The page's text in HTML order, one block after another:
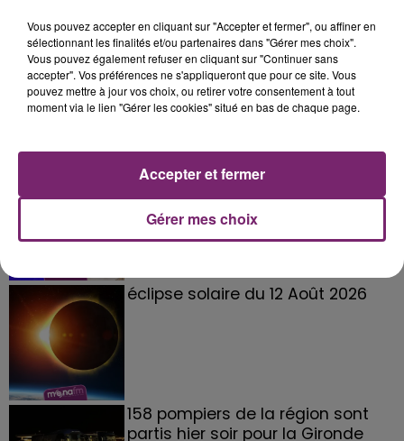
La Bulle - Guinguette éphémère
éclipse solaire du 12 Août 2026
158 pompiers de la région sont
partis hier soir pour la Gironde
Vous pouvez accepter en cliquant sur "Accepter et fermer", ou affiner en
sélectionnant les finalités et/ou partenaires dans "Gérer mes choix".
Vous pouvez également refuser en cliquant sur "Continuer sans
accepter". Vos préférences ne s'appliqueront que pour ce site. Vous
pouvez mettre à jour vos choix, ou retirer votre consentement à tout
moment via le lien "Gérer les cookies" situé en bas de chaque page.
Gérer mes choix
Accepter et fermer